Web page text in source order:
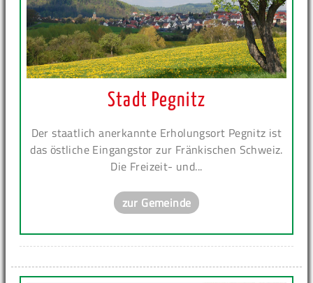
Stadt Pegnitz
Der staatlich anerkannte Erholungsort Pegnitz ist
das östliche Eingangstor zur Fränkischen Schweiz.
Die Freizeit- und...
zur Gemeinde